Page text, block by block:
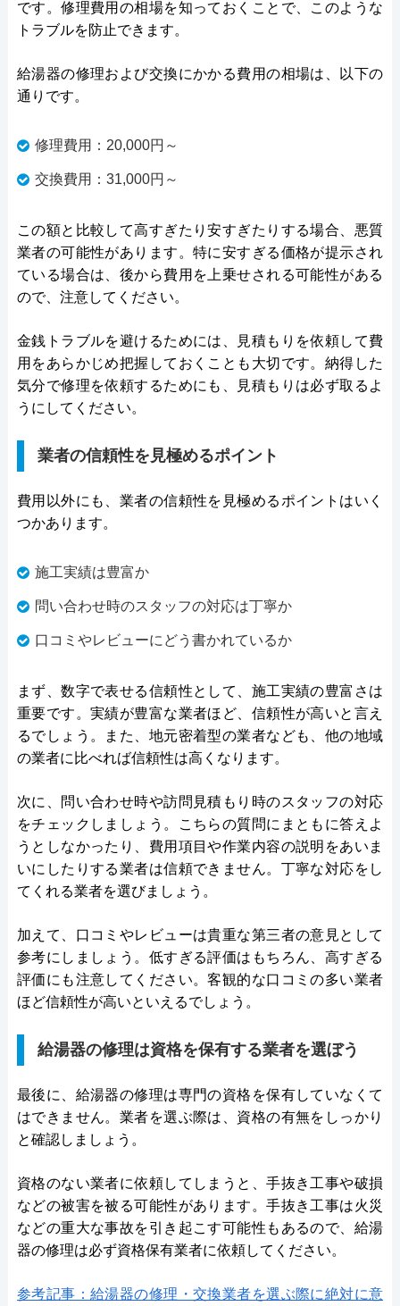
です。修理費用の相場を知っておくことで、このような
トラブルを防止できます。
給湯器の修理および交換にかかる費用の相場は、以下の
通りです。
修理費用：20,000円～
交換費用：31,000円～
この額と比較して高すぎたり安すぎたりする場合、悪質
業者の可能性があります。特に安すぎる価格が提示され
ている場合は、後から費用を上乗せされる可能性がある
ので、注意してください。
金銭トラブルを避けるためには、見積もりを依頼して費
用をあらかじめ把握しておくことも大切です。納得した
気分で修理を依頼するためにも、見積もりは必ず取るよ
うにしてください。
業者の信頼性を見極めるポイント
費用以外にも、業者の信頼性を見極めるポイントはいく
つかあります。
施工実績は豊富か
問い合わせ時のスタッフの対応は丁寧か
口コミやレビューにどう書かれているか
まず、数字で表せる信頼性として、施工実績の豊富さは
重要です。実績が豊富な業者ほど、信頼性が高いと言え
るでしょう。また、地元密着型の業者なども、他の地域
の業者に比べれば信頼性は高くなります。
次に、問い合わせ時や訪問見積もり時のスタッフの対応
をチェックしましょう。こちらの質問にまともに答えよ
うとしなかったり、費用項目や作業内容の説明をあいま
いにしたりする業者は信頼できません。丁寧な対応をし
てくれる業者を選びましょう。
加えて、口コミやレビューは貴重な第三者の意見として
参考にしましょう。低すぎる評価はもちろん、高すぎる
評価にも注意してください。客観的な口コミの多い業者
ほど信頼性が高いといえるでしょう。
給湯器の修理は資格を保有する業者を選ぼう
最後に、給湯器の修理は専門の資格を保有していなくて
はできません。業者を選ぶ際は、資格の有無をしっかり
と確認しましょう。
資格のない業者に依頼してしまうと、手抜き工事や破損
などの被害を被る可能性があります。手抜き工事は火災
などの重大な事故を引き起こす可能性もあるので、給湯
器の修理は必ず資格保有業者に依頼してください。
参考記事：給湯器の修理・交換業者を選ぶ際に絶対に意